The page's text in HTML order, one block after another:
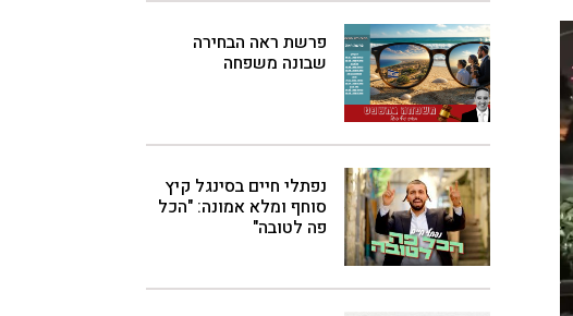
פרשת ראה הבחירה
שבונה משפחה
נפתלי חיים בסינגל קיץ
סוחף ומלא אמונה: "הכל
פה לטובה"